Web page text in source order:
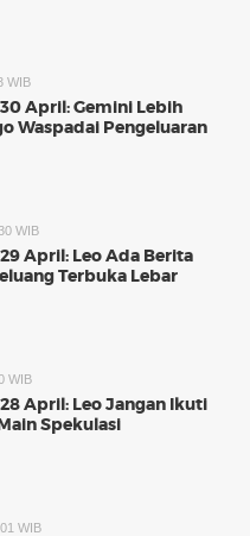
WIB
April: Gemini Lebih
Waspadai Pengeluaran
WIB
April: Leo Ada Berita
Terbuka Lebar
WIB
April: Leo Jangan Ikuti
Spekulasi
WIB